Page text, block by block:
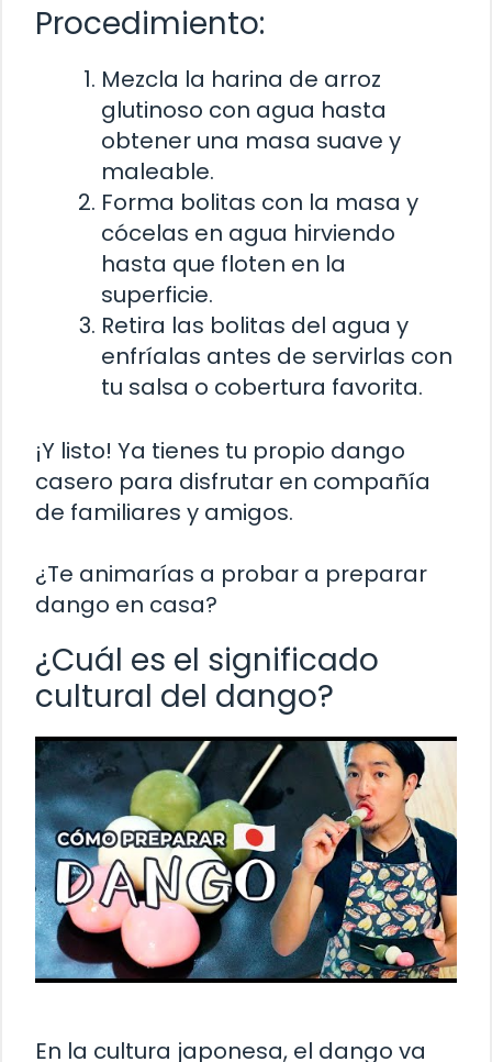
Procedimiento:
Mezcla la harina de arroz
glutinoso con agua hasta
obtener una masa suave y
maleable.
Forma bolitas con la masa y
cócelas en agua hirviendo
hasta que floten en la
superficie.
Retira las bolitas del agua y
enfríalas antes de servirlas con
tu salsa o cobertura favorita.
¡Y listo! Ya tienes tu propio dango
casero para disfrutar en compañía
de familiares y amigos.
¿Te animarías a probar a preparar
dango en casa?
¿Cuál es el significado
cultural del dango?
En la cultura japonesa, el dango va